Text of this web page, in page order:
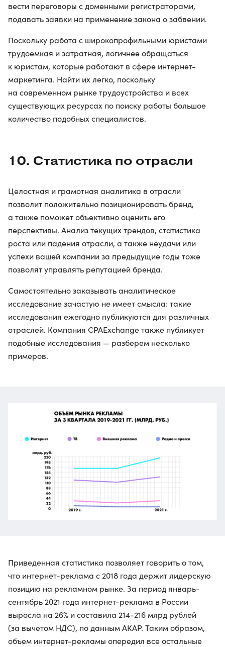
вести переговоры с доменными регистраторами,
подавать заявки на применение закона о забвении.
Поскольку работа с широкопрофильными юристами
трудоемкая и затратная, логичнее обращаться
к юристам, которые работают в сфере интернет-
маркетинга. Найти их легко, поскольку
на современном рынке трудоустройства и всех
существующих ресурсах по поиску работы большое
количество подобных специалистов.
10. Статистика по отрасли
Целостная и грамотная аналитика в отрасли
позволит положительно позиционировать бренд,
а также поможет объективно оценить его
перспективы. Анализ текущих трендов, статистика
роста или падения отрасли, а также неудачи или
успехи вашей компании за предыдущие годы тоже
позволят управлять репутацией бренда.
Самостоятельно заказывать аналитическое
исследование зачастую не имеет смысла: такие
исследования ежегодно публикуются для различных
отраслей. Компания CPAExchange также публикует
подобные исследования — разберем несколько
примеров.
Приведенная статистика позволяет говорить о том,
что интернет-реклама с 2018 года держит лидерскую
позицию на рекламном рынке. За период январь-
сентябрь 2021 года интернет-реклама в России
выросла на 26% и составила 214-216 млрд рублей
(за вычетом НДС), по данным АКАР. Таким образом,
объем интернет-рекламы опередил все остальные